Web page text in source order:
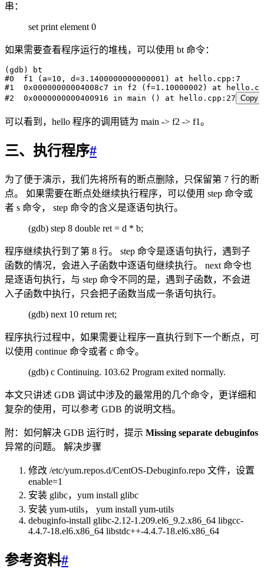
串：
set print element 0
如果需要查看程序运行的堆栈，可以使用 bt 命令：
(gdb) bt
#0  f1 (a=10, d=3.1400000000000001) at hello.cpp:7
#1  0x00000000004008c7 in f2 (f=1.10000002) at
#2  0x0000000000400916 in main () at hello.cpp:27 Copy
可以看到，hello 程序的调用链为 main -> f2 -> f1。
三、执行程序#
为了便于演示，我们先将所有的断点删除，只保留第 7 行的断
点。 如果需要在断点处继续执行程序，可以使用 step 命令或
者 s 命令， step 命令的含义是逐语句执行。
(gdb) step 8 double ret = d * b;
程序继续执行到了第 8 行。 step 命令是逐语句执行，遇到子
函数的情况，会进入子函数中逐语句继续执行。 next 命令也
是逐语句执行，与 step 命令不同的是，遇到子函数，不会进
入子函数中执行，只会把子函数当成一条语句执行。
(gdb) next 10 return ret;
程序执行过程中，如果需要让程序一直执行到下一个断点，可
以使用 continue 命令或者 c 命令。
(gdb) c Continuing. 103.62 Program exited normally.
本文只讲述 GDB 调试中涉及的最常用的几个命令，更详细和
复杂的使用，可以参考 GDB 的说明文档。
附：如何解决 GDB 运行时，提示 Missing separate debuginfos
异常的问题。 解决步骤
修改 /etc/yum.repos.d/CentOS-Debuginfo.repo 文件，设置
enable=1
安装 glibc，yum install glibc
安装 yum-utils， yum install yum-utils
debuginfo-install glibc-2.12-1.209.el6_9.2.x86_64 libgcc-
4.4.7-18.el6.x86_64 libstdc++-4.4.7-18.el6.x86_64
参考资料#